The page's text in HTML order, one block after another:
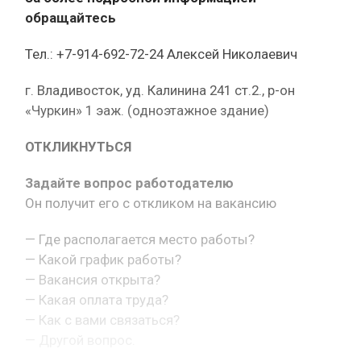
обращайтесь
Тел.: +7-914-692-72-24 Алексей Николаевич
г. Владивосток, уд. Калинина 241 ст.2., р-он
«Чуркин» 1 эаж. (одноэтажное здание)
ОТКЛИКНУТЬСЯ
Задайте вопрос работодателю
Он получит его с откликом на вакансию
— Где располагается место работы?
— Какой график работы?
— Вакансия открыта?
— Какая оплата труда?
— Как с вами связаться?